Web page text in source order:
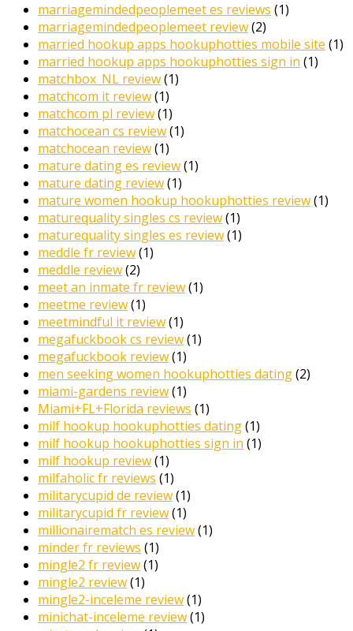
marriagemindedpeoplemeet es reviews (1)
marriagemindedpeoplemeet review(2)
married hookup apps hookuphotties mobile site (1)
married hookup apps hookuphotties sign in (1)
matchbox_NL review(1)
matchcom it review(1)
matchcom pl review(1)
matchocean cs review(1)
matchocean review(1)
mature dating es review(1)
mature dating review(1)
mature women hookup hookuphotties review(1)
maturequality singles cs review(1)
maturequality singles es review(1)
meddle fr review(1)
meddle review(2)
meet an inmate fr review(1)
meetme review(1)
meetmindful it review(1)
megafuckbook cs review(1)
megafuckbook review(1)
men seeking women hookuphotties dating(2)
miami-gardens review(1)
Miami+FL+Florida reviews (1)
milf hookup hookuphotties dating(1)
milf hookup hookuphotties sign in (1)
milf hookup review(1)
milfaholic fr reviews (1)
militarycupid de review(1)
militarycupid fr review(1)
millionairematch es review(1)
minder fr reviews (1)
mingle2 fr review(1)
mingle2 review(1)
mingle2-inceleme review(1)
minichat-inceleme review(1)